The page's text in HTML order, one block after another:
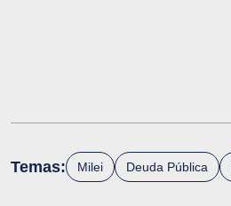
Temas: Milei Deuda Pública